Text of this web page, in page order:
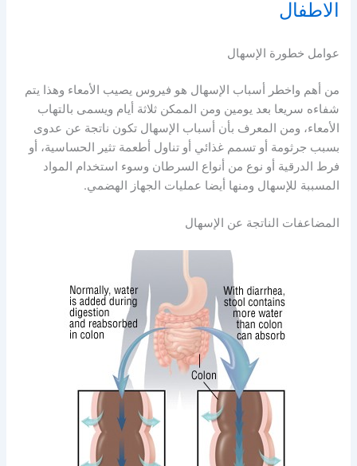
الاطفال
عوامل خطورة الإسهال
من أهم واخطر أسباب الإسهال هو فيروس يصيب الأمعاء وهذا يتم
شفاءه سريعا بعد يومين ومن الممكن ثلاثة أيام ويسمى بالتهاب
الأمعاء، ومن المعرف بأن أسباب الإسهال تكون ناتجة عن عدوى
بسبب جرثومة أو تسمم غذائي أو تناول أطعمة تثير الحساسية، أو
فرط الدرقية أو نوع من أنواع السرطان وسوء استخدام المواد
المسببة للإسهال ومنها أيضا عمليات الجهاز الهضمي.
المضاعفات الناتجة عن الإسهال